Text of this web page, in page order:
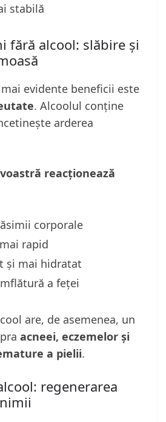
stabilă
fără alcool: slăbire și
evidente beneficii este
. Alcoolul conține
arderea
reacționează
corporale
rapid
și mai hidratat
a feței
are, de asemenea, un
acneei, eczemelor și
a pielii.
regenerarea